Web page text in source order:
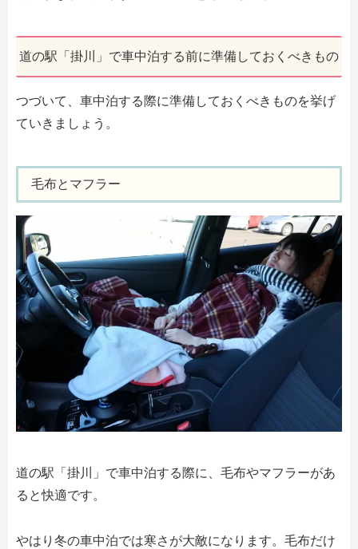
道の駅「掛川」で車中泊する前に準備しておくべきもの
つづいて、車中泊する際に準備しておくべきものを挙げ
ていきましょう。
毛布とマフラー
道の駅「掛川」で車中泊する際に、毛布やマフラーがあ
ると快適です。
やはり冬の車中泊では寒さが大敵になります。毛布だけ